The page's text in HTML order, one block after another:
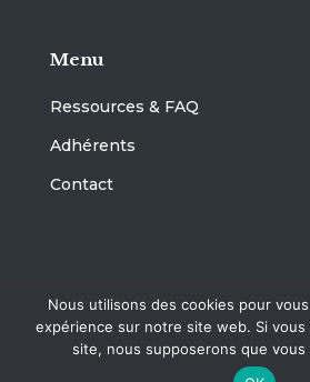
Menu
Ressources & FAQ
Adhérents
Contact
Octoprint
Nous utilisons des cookies pour
expérience sur notre site web. Si
site, nous supposerons que